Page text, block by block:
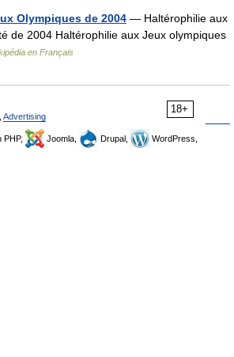
Olympiques de 2004 — Haltérophilie aux
de 2004 Haltérophilie aux Jeux olympiques
en Français
18+
Advertising
PHP, Joomla, Drupal,
WordPress,